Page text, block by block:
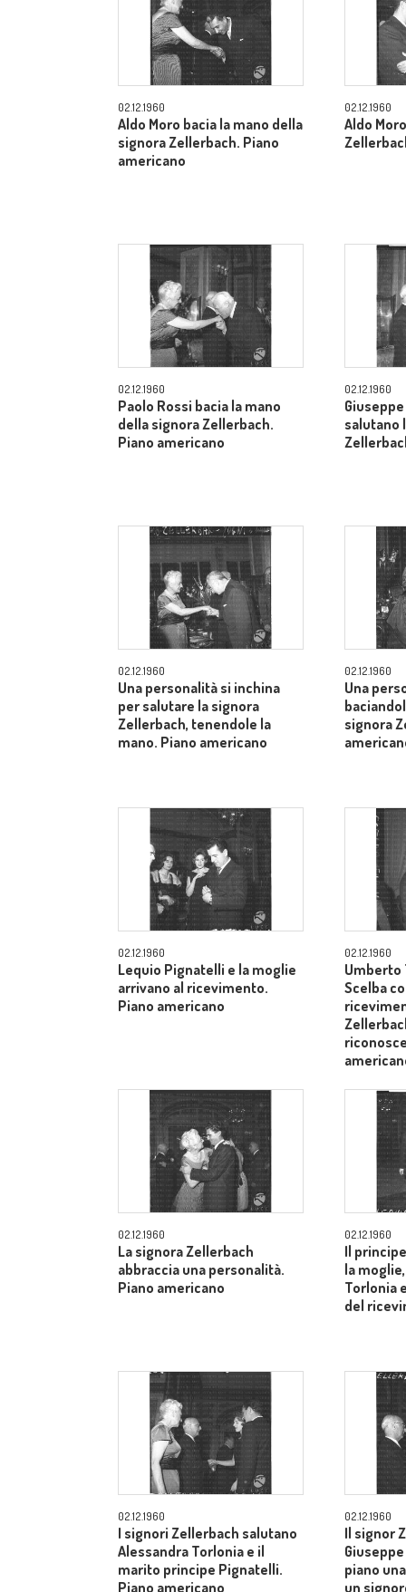
02.12.1960
Aldo Moro bacia la mano della
signora Zellerbach. Piano
americano
02.12.1960
Aldo
02.12.1960
Paolo Rossi bacia la mano
della signora Zellerbach.
Piano americano
02.12.1960
salutano
02.12.1960
Una personalità si inchina
per salutare la signora
Zellerbach, tenendole la
mano. Piano americano
02.12.1960
Una
signora
02.12.1960
Lequio Pignatelli e la moglie
arrivano al ricevimento.
Piano americano
02.12.1960
Umberto
Scelba
02.12.1960
La signora Zellerbach
abbraccia una personalità.
Piano americano
02.12.1960
Il
la
Torlonia
del
02.12.1960
I signori Zellerbach salutano
Alessandra Torlonia e il
marito principe Pignatelli.
Piano americano
02.12.1960
Il signor
piano
un